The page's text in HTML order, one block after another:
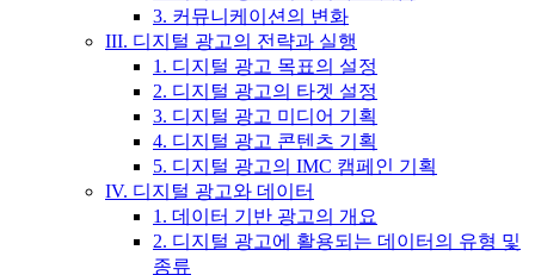
3. 커뮤니케이션의 변화
III. 디지털 광고의 전략과 실행
1. 디지털 광고 목표의 설정
2. 디지털 광고의 타겟 설정
3. 디지털 광고 미디어 기획
4. 디지털 광고 콘텐츠 기획
5. 디지털 광고의 IMC 캠페인 기획
IV. 디지털 광고와 데이터
1. 데이터 기반 광고의 개요
2. 디지털 광고에 활용되는 데이터의 유형 및
종류